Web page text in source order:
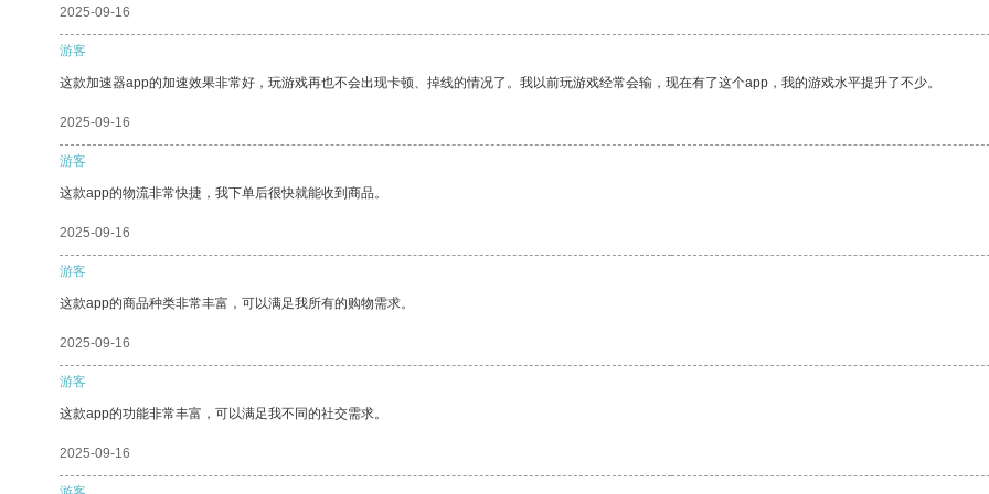
2025-09-16
游客
这款加速器app的加速效果非常好，玩游戏再也不会出现卡顿、掉线的情况了。我以前玩游戏经常会输，现在有了这个app，我的游戏水平提升了不少。
2025-09-16
游客
这款app的物流非常快捷，我下单后很快就能收到商品。
2025-09-16
游客
这款app的商品种类非常丰富，可以满足我所有的购物需求。
2025-09-16
游客
这款app的功能非常丰富，可以满足我不同的社交需求。
2025-09-16